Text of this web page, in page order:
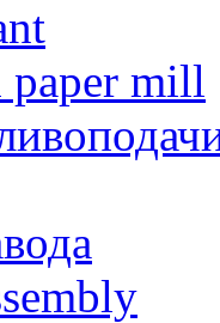
paper mill